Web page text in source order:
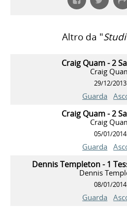
Altro da "
Craig Quam - 2
Craig
29/12/2013
Guarda
Craig Quam - 2
Craig
05/01/2014
Guarda
Dennis Templeton - 1
Dennis
08/01/2014
Guarda